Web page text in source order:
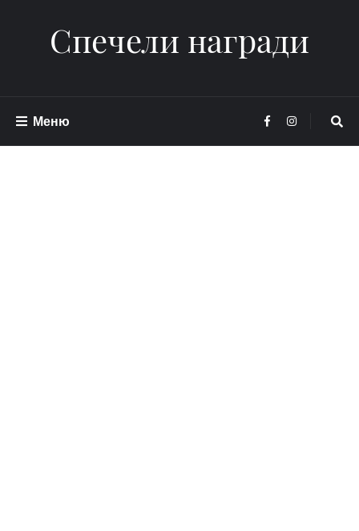
Спечели награди
Меню